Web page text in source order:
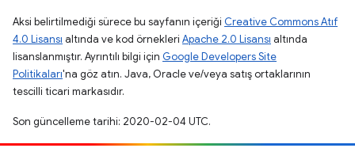
Aksi belirtilmediği sürece bu sayfanın içeriği Creative Commons Atıf
4.0 Lisansı altında ve kod örnekleri Apache 2.0 Lisansı altında
lisanslanmıştır. Ayrıntılı bilgi için Google Developers Site
Politikaları'na göz atın. Java, Oracle ve/veya satış ortaklarının
tescilli ticari markasıdır.
Son güncelleme tarihi: 2020-02-04 UTC.